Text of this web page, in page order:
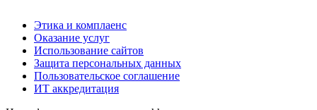
Этика и комплаенс
Оказание услуг
Использование сайтов
Защита персональных данных
Пользовательское соглашение
ИТ аккредитация